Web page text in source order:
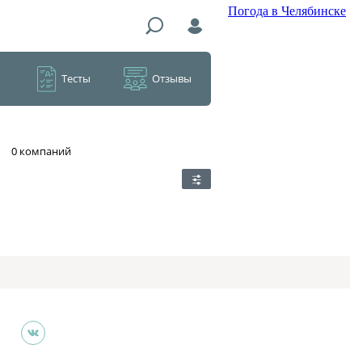
Погода в Челябинске
Тесты Отзывы
​0 компаний